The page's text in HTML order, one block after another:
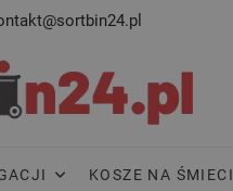
KOSZE NA ŚMIECI